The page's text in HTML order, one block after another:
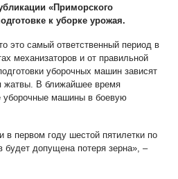
«Приморского
к уборке урожая.
это самый ответственный период в
механизаторов и от правильной
уборочных машин зависят
жатвы. В ближайшее время
уборочные машины в боевую
в первом году шестой пятилетки по
будет допущена потеря зерна», –